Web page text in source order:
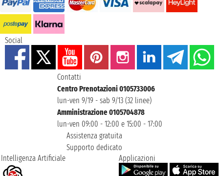
Social
Contatti
Centro Prenotazioni 0105733006
lun-ven 9/19 - sab 9/13 (32 linee)
Amministrazione 0105704878
lun-ven 09:00 - 12:00 e 15:00 - 17:00
Assistenza gratuita
Supporto dedicato
Intelligenza Artificiale
Applicazioni